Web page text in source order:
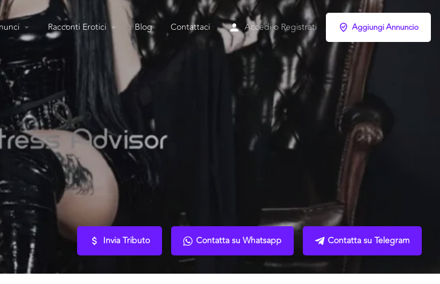
Racconti Erotici Blog Contattaci Accedio Registrati Aggiungi Annuncio
Invia Tributo Contatta su Whatsapp Contatta su Telegram